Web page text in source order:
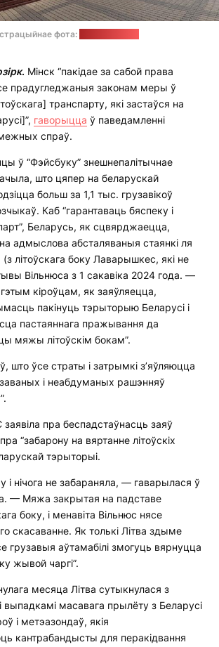
фота:
. Мінск “пакідае за сабой права
прадугледжаныя законам меры ў
транспарту, які застаўся на
гаворыцца ў паведамленні
спраў.
ў “Фэйсбуку” знешнепалітычнае
што цяпер на беларускай
больш за 1,1 тыс. грузавікоў
Каб “гарантаваць бяспеку і
Беларусь, як сцвярджаецца,
адмыслова абсталяваныя стаянкі ля
(з літоўскага боку Лаварышкес, які не
Вільнюса з 1 сакавіка 2024 года. —
кіроўцам, як заяўляецца,
пакінуць тэрыторыю Беларусі і
пастаяннага пражывання да
мяжы літоўскім бокам”.
што ўсе страты і затрымкі з’яўляюцца
і неабдуманых рашэнняў
пра беспадстаўнасць заяў
“забарону на вяртанне літоўскіх
тэрыторыі.
і нічога не забараняла, — гаварылася ў
— Мяжа закрытая на падставе
боку, і менавіта Вільнюс нясе
скасаванне. Як толькі Літва здыме
грузавыя аўтамабілі змогуць вярнуцца
жывой чаргі”.
месяца Літва сутыкнулася з
выпадкамі масавага прылёту з Беларусі
і метэазондаў, якія
кантрабандысты для перакідвання